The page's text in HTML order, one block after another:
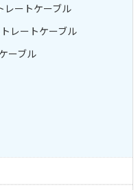
レートケーブル
レートケーブル
ーブル